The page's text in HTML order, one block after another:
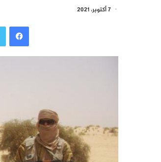
7 أكتوبر، 2021
فيسبوك